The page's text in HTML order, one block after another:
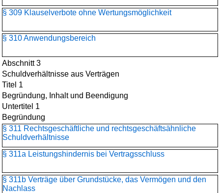
§ 309 Klauselverbote ohne Wertungsmöglichkeit
§ 310 Anwendungsbereich
Abschnitt 3
Schuldverhältnisse aus Verträgen
Titel 1
Begründung, Inhalt und Beendigung
Untertitel 1
Begründung
§ 311 Rechtsgeschäftliche und rechtsgeschäftsähnliche
Schuldverhältnisse
§ 311a Leistungshindernis bei Vertragsschluss
§ 311b Verträge über Grundstücke, das Vermögen und den
Nachlass